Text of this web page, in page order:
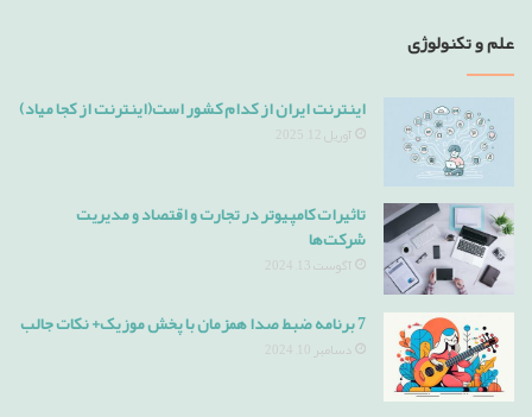
علم و تکنولوژی
اینترنت ایران از کدام کشور است(اینترنت از کجا میاد)
آوریل 12, 2025
تاثیرات کامپیوتر در تجارت و اقتصاد و مدیریت
شرکت‌ها
آگوست 13, 2024
7 برنامه ضبط صدا همزمان با پخش موزیک+ نکات جالب
دسامبر 10, 2024